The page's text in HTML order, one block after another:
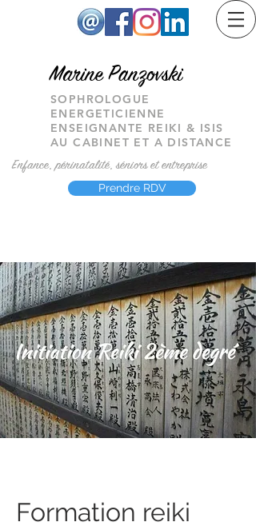
Marine Panzovski
SOPHROLOGUE
ENERGETICIENNE
ENSEIGNANTE REIKI & ISIS
AU CABINET ET A DISTANCE
Enfance, périnatalité, séniors et entreprise
Prendre RDV
Formation reiki